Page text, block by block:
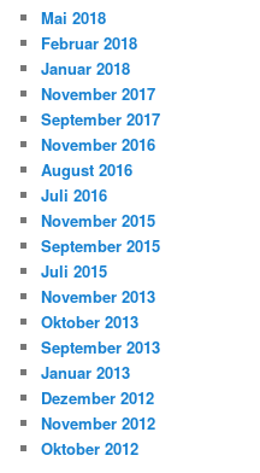
Mai 2018
Februar 2018
Januar 2018
November 2017
September 2017
November 2016
August 2016
Juli 2016
November 2015
September 2015
Juli 2015
November 2013
Oktober 2013
September 2013
Januar 2013
Dezember 2012
November 2012
Oktober 2012